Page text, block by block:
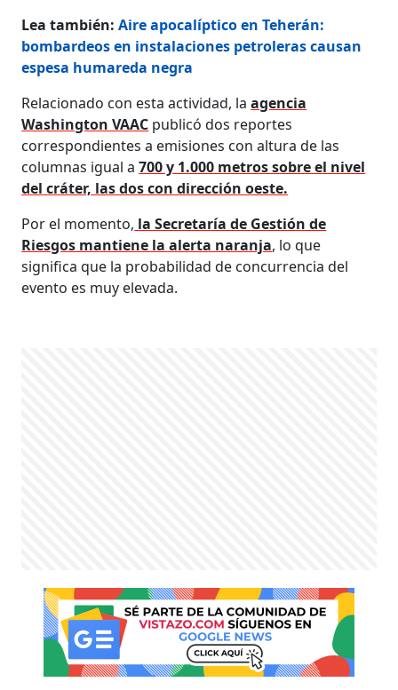
Lea también:Aire apocalíptico en Teherán:
bombardeos en instalaciones petroleras causan
espesa humareda negra
Relacionado con esta actividad, laagencia
Washington VAAC publicó dos reportes
correspondientes a emisiones con altura de las
columnas igual a700 y 1.000 metros sobre el nivel
del cráter, las dos con dirección oeste.
Por el momento, la Secretaría de Gestión de
Riesgos mantiene la alerta naranja, lo que
significa que la probabilidad de concurrencia del
evento es muy elevada.